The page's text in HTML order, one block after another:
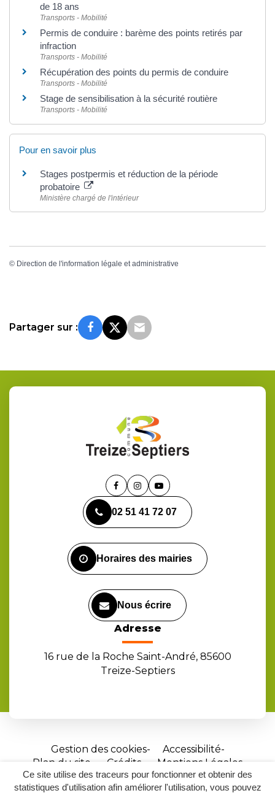
Ce site utilise des traceurs pour fonctionner et obtenir des
statistiques d'utilisation afin améliorer l'utilisation, vous pouvez
de 18 ans
Transports - Mobilité
Permis de conduire : barème des points retirés par
infraction
Transports - Mobilité
Récupération des points du permis de conduire
Transports - Mobilité
Stage de sensibilisation à la sécurité routière
Transports - Mobilité
Pour en savoir plus
Stages postpermis et réduction de la période
probatoire
Ministère chargé de l'intérieur
© Direction de l'information légale et administrative
Partager sur :
Lien
le
compte
Lien
le
compte
Lien
la
chaîne
02 51 41 72 07
Horaires des mairies
Nous écrire
Adresse
16 rue de la Roche Saint-André, 85600
Treize-Septiers
Gestion des cookies
Accessibilité
Plan du site
Crédits
Mentions Légales
Site